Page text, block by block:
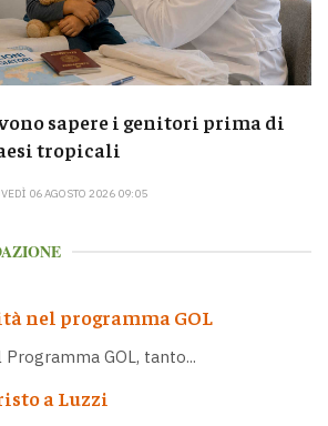
sapere i genitori prima di
tropicali
06 AGOSTO 2026 09:05
nel programma GOL
GOL, tanto...
a Luzzi